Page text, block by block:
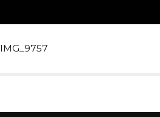
IMG_9757